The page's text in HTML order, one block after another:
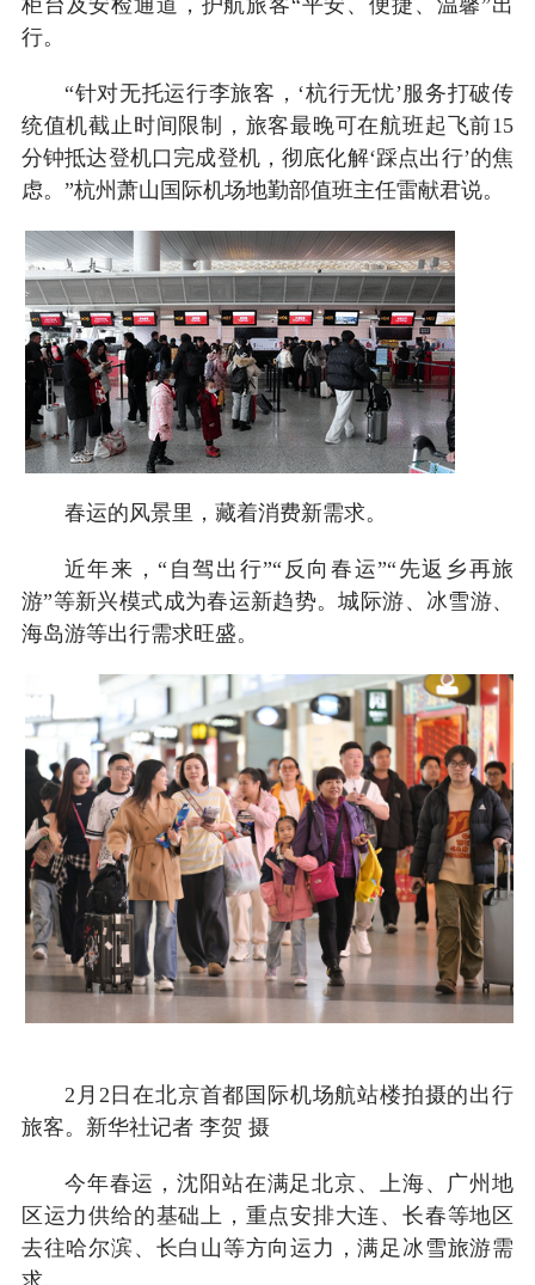
柜台及安检通道，护航旅客“平安、便捷、温馨”出
行。
“针对无托运行李旅客，‘杭行无忧’服务打破传
统值机截止时间限制，旅客最晚可在航班起飞前15
分钟抵达登机口完成登机，彻底化解‘踩点出行’的焦
虑。”杭州萧山国际机场地勤部值班主任雷献君说。
春运的风景里，藏着消费新需求。
近年来，“自驾出行”“反向春运”“先返乡再旅
游”等新兴模式成为春运新趋势。城际游、冰雪游、
海岛游等出行需求旺盛。
2月2日在北京首都国际机场航站楼拍摄的出行
旅客。新华社记者 李贺 摄
今年春运，沈阳站在满足北京、上海、广州地
区运力供给的基础上，重点安排大连、长春等地区
去往哈尔滨、长白山等方向运力，满足冰雪旅游需